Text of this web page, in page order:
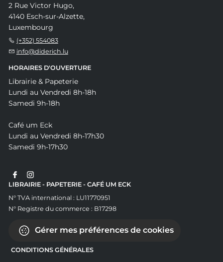
2 Rue Victor Hugo,
4140 Esch-sur-Alzette,
Luxembourg
(+352) 554083
info@diderich.lu
HORAIRES D'OUVERTURE
Librairie & Papeterie
Lundi au Vendredi 8h-18h
Samedi 9h-18h
Café um Eck
Lundi au Vendredi 8h-17h30
Samedi 9h-17h30
LIBRAIRIE - PAPETERIE - CAFÉ UM ECK
N° TVA international : LU11770951
N° Registre du commerce : B17298
Gérer mes préférences de cookies
CONDITIONS GÉNÉRALES